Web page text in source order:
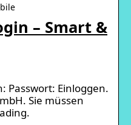
– Smart &
Passwort: Einloggen.
Sie müssen